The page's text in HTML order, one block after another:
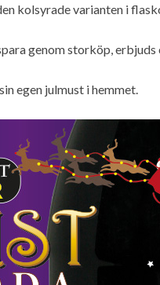
kolsyrade varianten i
genom storköp,
egen julmust i hemmet.